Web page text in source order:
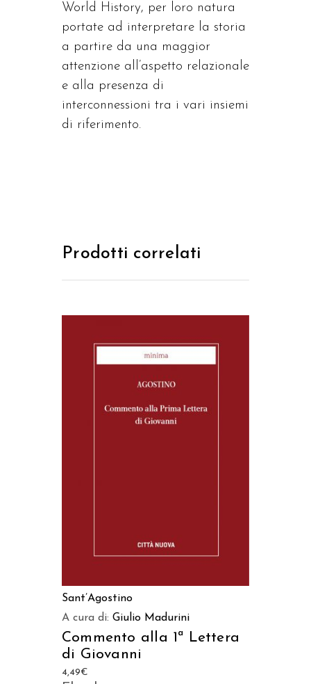
World History, per loro natura
portate ad interpretare la storia
a partire da una maggior
attenzione all’aspetto relazionale
e alla presenza di
interconnessioni tra i vari insiemi
di riferimento.
Prodotti correlati
Sant’Agostino
A cura di: Giulio Madurini
Commento alla 1ª Lettera
di Giovanni
4,49€